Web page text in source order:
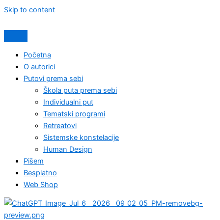
Skip to content
Početna
O autorici
Putovi prema sebi
Škola puta prema sebi
Individualni put
Tematski programi
Retreatovi
Sistemske konstelacije
Human Design
Pišem
Besplatno
Web Shop